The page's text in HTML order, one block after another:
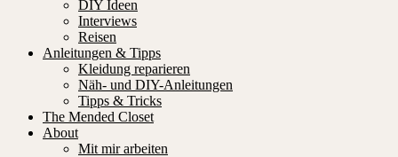
DIY Ideen
Interviews
Reisen
Anleitungen & Tipps
Kleidung reparieren
Näh- und DIY-Anleitungen
Tipps & Tricks
The Mended Closet
About
Mit mir arbeiten